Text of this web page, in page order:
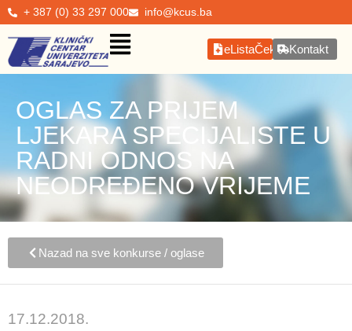
+ 387 (0) 33 297 000 info@kcus.ba
eListaČekanjaKontakt
OGLAS ZA PRIJEM
LJEKARA SPECIJALISTE U
RADNI ODNOS NA
NEODREĐENO VRIJEME
Nazad na sve konkurse / oglase
17.12.2018.